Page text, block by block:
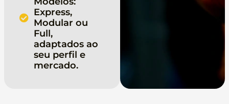
Express,
Modular ou
Full,
adaptados ao
seu perfil e
mercado.